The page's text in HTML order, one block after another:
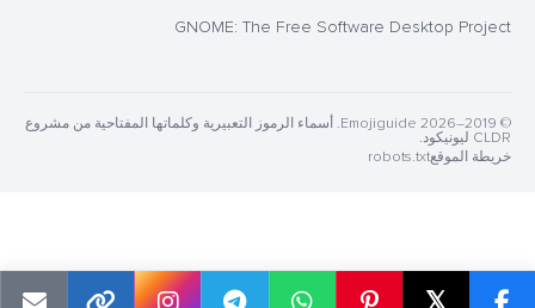
𝕏
GNOME: The Free Software Desktop Project
© 2019–2026 Emojiguide. أسماء الرموز التعبيرية وكلماتها المفتاحية من مشروع
CLDR ليونيكود.
خريطة الموقعrobots.txt